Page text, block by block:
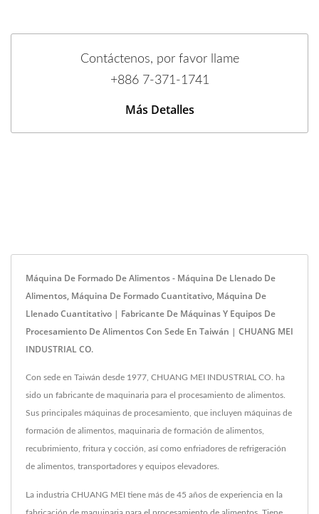
Contáctenos, por favor llame
+886 7-371-1741
Más Detalles
Máquina De Formado De Alimentos - Máquina De Llenado De
Alimentos, Máquina De Formado Cuantitativo, Máquina De
Llenado Cuantitativo | Fabricante De Máquinas Y Equipos De
Procesamiento De Alimentos Con Sede En Taiwán | CHUANG MEI
INDUSTRIAL CO.
Con sede en Taiwán desde 1977, CHUANG MEI INDUSTRIAL CO. ha
sido un fabricante de maquinaria para el procesamiento de alimentos.
Sus principales máquinas de procesamiento, que incluyen máquinas de
formación de alimentos, maquinaria de formación de alimentos,
recubrimiento, fritura y cocción, así como enfriadores de refrigeración
de alimentos, transportadores y equipos elevadores.
La industria CHUANG MEI tiene más de 45 años de experiencia en la